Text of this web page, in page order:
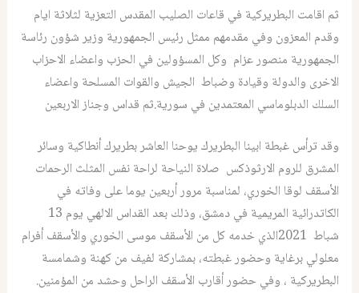
ثم اقامت البطريركية في قاعات الصليب المقدس التعزية لثلاثة ايام
وقدم المعزون وفي مقدمهم ممثل رئيس الجمهورية وزير شؤون رئاسة
الجمهورية منصور عزام وكل المسؤولين في الحزب واعضاء الاحزاب
الاخرى والدولة وقيادة وضباط الجيش والقوات المسلحة واعضاء
السلك الدبلوماسي المعتمدين في سورية.ثم قداس وجناز الاربعين
وقد ترأس غبطة ابينا البطريرك يوحنا العاشر بطريرك أنطاكية وسائر
المشرق للروم الارثوذكس صلاة النياحة لراحة نفس المثلث الرحمات
الأسقف لوقا الخوري، لمناسبة مرور أربعين يوما على وفاته في
الكاتدرائية المريمية في دمشق، وذلك بعد القداس الالهي يوم 13
شباط 2021الذي خدمه كل من الأسقف موسى الخوري والأسقف أفرام
معلولي برغاية وحضور غبطته، بمشاركة لفيف من كهنة وشمامسة
البطريركية ، وفي حضور أقارب الأسقف الراحل وحشد من المؤمنين.